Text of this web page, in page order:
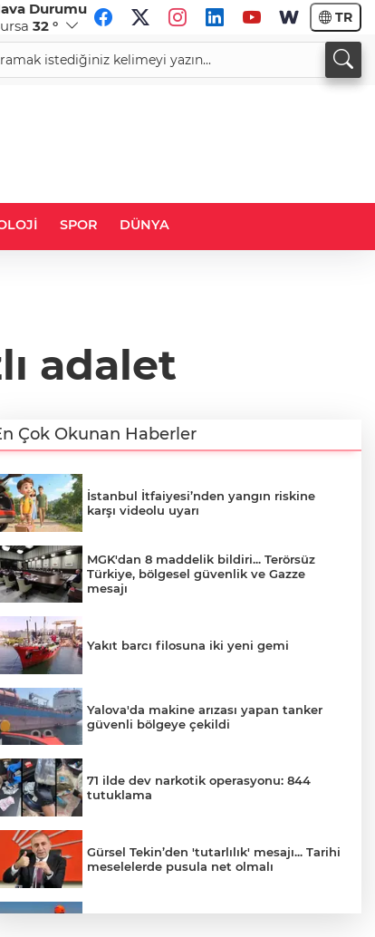
Durumu
32 ° TR
%0,82
34,1883
SPOR DÜNYA
adalet
Çok Okunan Haberler
İstanbul İtfaiyesi’nden yangın riskine
karşı videolu uyarı
MGK'dan 8 maddelik bildiri... Terörsüz
Türkiye, bölgesel güvenlik ve Gazze
mesajı
Yakıt barcı filosuna iki yeni gemi
Yalova'da makine arızası yapan tanker
güvenli bölgeye çekildi
71 ilde dev narkotik operasyonu: 844
tutuklama
Gürsel Tekin’den 'tutarlılık' mesajı... Tarihi
meselelerde pusula net olmalı